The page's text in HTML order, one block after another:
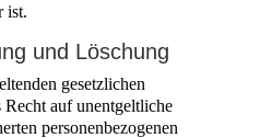
ist.
und Löschung
gesetzlichen
auf unentgeltliche
personenbezogenen